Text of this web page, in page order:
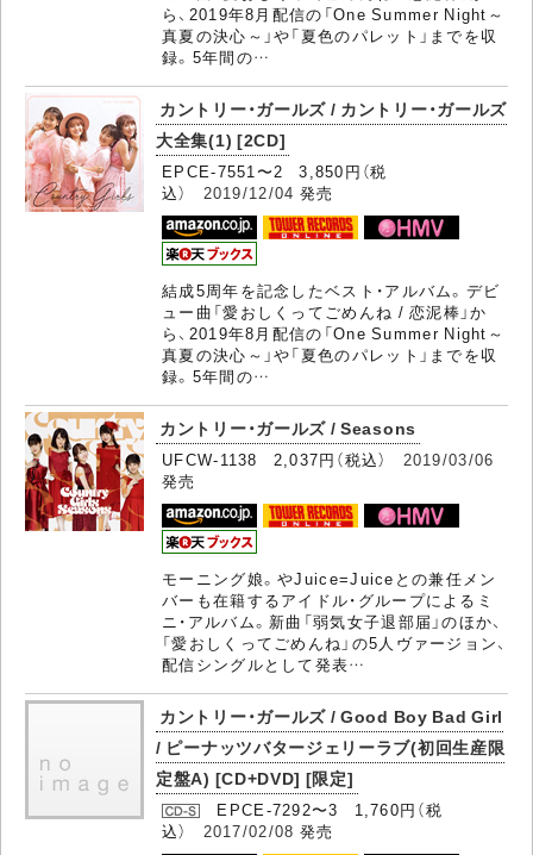
ら、2019年8月配信の「One Summer Night～
真夏の決心～」や「夏色のパレット」までを収
録。5年間の…
カントリー・ガールズ / カントリー・ガールズ
大全集(1) [2CD]
EPCE-7551〜2 3,850円（税
込） 2019/12/04 発売
結成5周年を記念したベスト・アルバム。デビ
ュー曲「愛おしくってごめんね / 恋泥棒」か
ら、2019年8月配信の「One Summer Night～
真夏の決心～」や「夏色のパレット」までを収
録。5年間の…
カントリー・ガールズ / Seasons
UFCW-1138 2,037円（税込） 2019/03/06
発売
モーニング娘。やJuice=Juiceとの兼任メン
バーも在籍するアイドル・グループによるミ
ニ・アルバム。新曲「弱気女子退部届」のほか、
「愛おしくってごめんね」の5人ヴァージョン、
配信シングルとして発表…
カントリー・ガールズ / Good Boy Bad Girl
/ ピーナッツバタージェリーラブ(初回生産限
定盤A) [CD+DVD] [限定]
EPCE-7292〜3 1,760円（税
込） 2017/02/08 発売